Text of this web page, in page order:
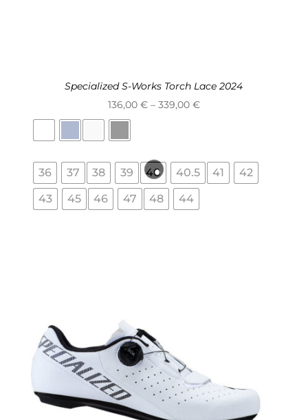
Specialized S-Works Torch Lace 2024
136,00 € – 339,00 €Price
339,00 €
36 37 38 39 40 40.5 41
42
43
45 46 47 48 44